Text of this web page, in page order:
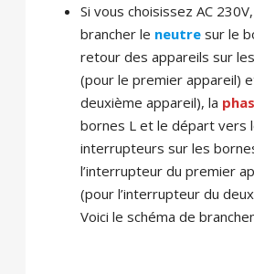
Si vous choisissez AC
brancher le neutresur le
retour des appareils sur
(pour le premier appareil)
deuxième appareil), la
bornes L et le départ vers
interrupteurs sur les
l’interrupteur du premier
(pour l’interrupteur du
Voici le schéma de